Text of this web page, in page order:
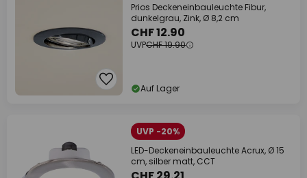
Prios Deckeneinbauleuchte Fibur,
dunkelgrau, Zink, Ø 8,2 cm
CHF 12.90
UVPCHF 19.90
Auf Lager
UVP -20%
LED-Deckeneinbauleuchte Acrux, Ø 15
cm, silber matt, CCT